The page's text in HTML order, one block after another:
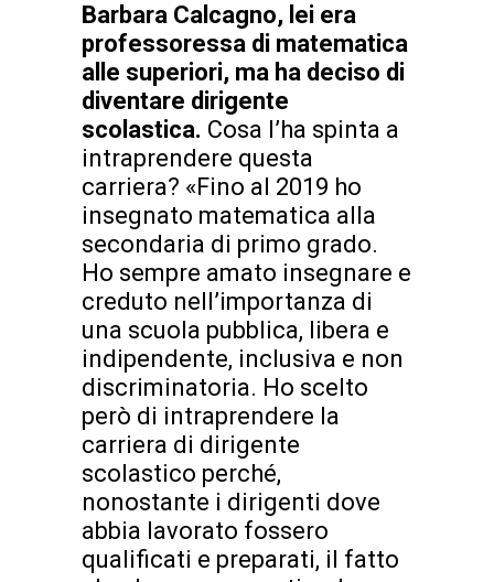
Barbara Calcagno, lei era
professoressa di matematica
alle superiori, ma ha deciso di
diventare dirigente
scolastica. Cosa l’ha spinta a
intraprendere questa
carriera? «Fino al 2019 ho
insegnato matematica alla
secondaria di primo grado.
Ho sempre amato insegnare e
creduto nell’importanza di
una scuola pubblica, libera e
indipendente, inclusiva e non
discriminatoria. Ho scelto
però di intraprendere la
carriera di dirigente
scolastico perché,
nonostante i dirigenti dove
abbia lavorato fossero
qualificati e preparati, il fatto